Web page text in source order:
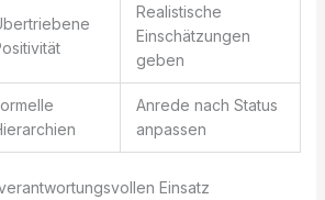
Realistische
Einschätzungen
geben
Anrede nach Status
anpassen
Einsatz